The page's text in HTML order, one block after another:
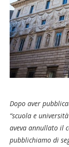
Dopo aver
“scuola e
aveva annullato il
pubblichiamo di